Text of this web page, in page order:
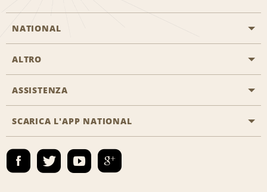
NATIONAL
Inizia una prenotazione
Programmi business
Emerald Club Accedi
ALTRO
Offerte di lavoro
ASSISTENZA
Accessibilità
Contatti
SCARICA L'APP NATIONAL